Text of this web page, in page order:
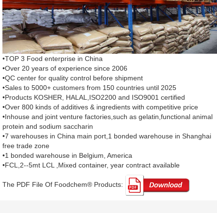
•TOP 3 Food enterprise in China
•Over 20 years of experience since 2006
•QC center for quality control before shipment
•Sales to 5000+ customers from 150 countries until 2025
•Products KOSHER, HALAL,ISO2200 and ISO9001 certified
•Over 800 kinds of additives & ingredients with competitive price
•Inhouse and joint venture factories,such as gelatin,functional animal
protein and sodium saccharin
•7 warehouses in China main port,1 bonded warehouse in Shanghai
free trade zone
•1 bonded warehouse in Belgium, America
•FCL,2--5mt LCL ,Mixed container, year contract available
The PDF File Of Foodchem® Products: